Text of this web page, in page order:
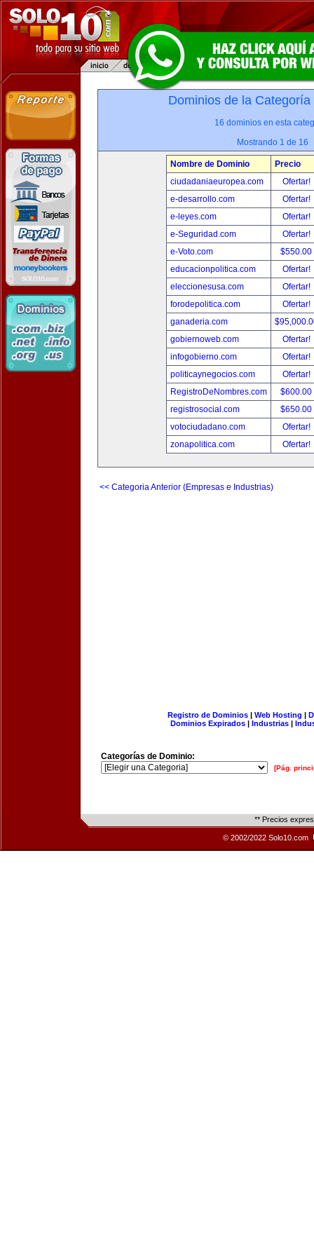
Dominios de la
16 dominios en esta
Mostrando 1 de 16
Nombre de Dominio
Precio
ciudadaniaeuropea.com
Ofertar!
e-desarrollo.com
Ofertar!
e-leyes.com
Ofertar!
e-Seguridad.com
Ofertar!
e-Voto.com
$550.00
educacionpolitica.com
Ofertar!
eleccionesusa.com
Ofertar!
forodepolitica.com
Ofertar!
ganaderia.com
gobiernoweb.com
Ofertar!
infogobierno.com
Ofertar!
politicaynegocios.com
Ofertar!
RegistroDeNombres.com
$600.00
registrosocial.com
$650.00
votociudadano.com
Ofertar!
zonapolitica.com
Ofertar!
<< Categoria Anterior (Empresas e Industrias)
Registro de Dominios| Web Hosting |
Dominios Expirados | Industrias |
Categorías de Dominio:
[Pág.
** Precios
© 2002/2022 Solo10.com